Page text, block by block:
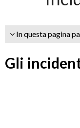
In questa pagina
Gli